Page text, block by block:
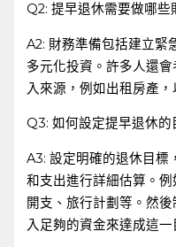
Q2: 提早退休需要做哪些
A2: ⁣財務準備包括建立緊
多元化投資。許多人還
入來源，例如出租房產
Q3: 如何設定提早退休的
A3: 設定明確的退休目標
和支出進行詳細估算。
開支、旅行計劃等。然
入足夠的資金來達成這一